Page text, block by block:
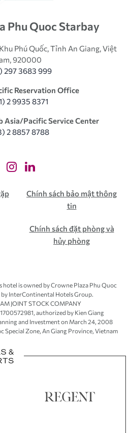
Phu Quoc Starbay
Phú Quốc, Tỉnh An Giang, Việt
920000
297 3683 999
Reservation Office
2 9935 8371
Asia/Pacific Service Center
2 8857 8788
Chính sách bảo mật thông
tin
Chính sách đặt phòng và
hủy phòng
is owned by Crowne Plaza Phu Quoc
InterContinental Hotels Group.
JOINT STOCK COMPANY
authorized by Kien Giang
and Investmenton March 24, 2008
Special Zone, An Giang Province, Vietnam